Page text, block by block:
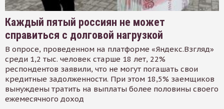
Каждый пятый россиян не может
справиться с долговой нагрузкой
В опросе, проведенном на платформе «Яндекс.Взгляд»
среди 1,2 тыс. человек старше 18 лет, 22%
респондентов заявили, что не могут погашать свои
кредитные задолженности. При этом 18,5% заемщиков
вынуждены тратить на выплаты более половины своего
ежемесячного доход